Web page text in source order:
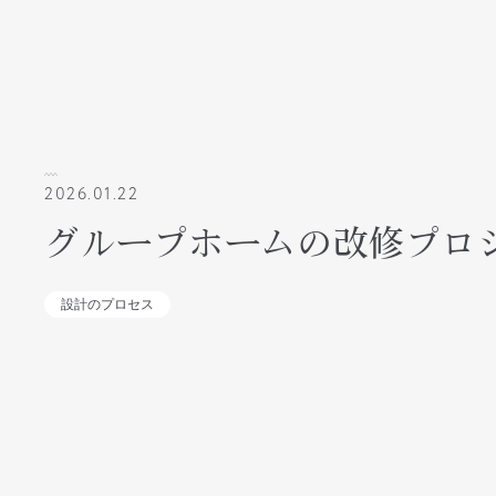
2026.01.22
グループホームの改修プロ
設計のプロセス